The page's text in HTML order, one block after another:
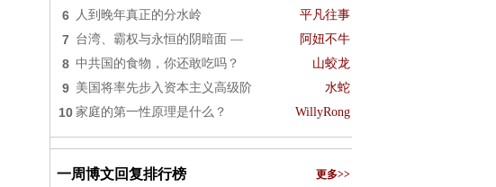
6 人到晚年真正的分水岭 平凡往事
7 台湾、霸权与永恒的阴暗面 — 阿妞不牛
8 中共国的食物，你还敢吃吗？ 山蛟龙
9 美国将率先步入资本主义高级阶 水蛇
10 家庭的第一性原理是什么？ WillyRong
一周博文回复排行榜 更多>>